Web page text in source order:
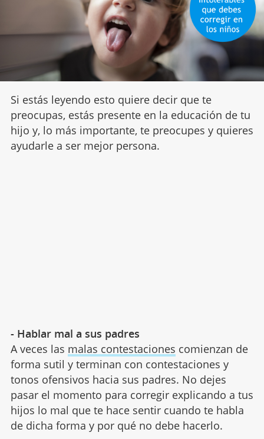
Si estás leyendo esto quiere decir que te
preocupas, estás presente en la educación de tu
hijo y, lo más importante, te preocupes y quieres
ayudarle a ser mejor persona.
- Hablar mal a sus padres
A veces las malas contestaciones comienzan de
forma sutil y terminan con contestaciones y
tonos ofensivos hacia sus padres. No dejes
pasar el momento para corregir explicando a tus
hijos lo mal que te hace sentir cuando te habla
de dicha forma y por qué no debe hacerlo.